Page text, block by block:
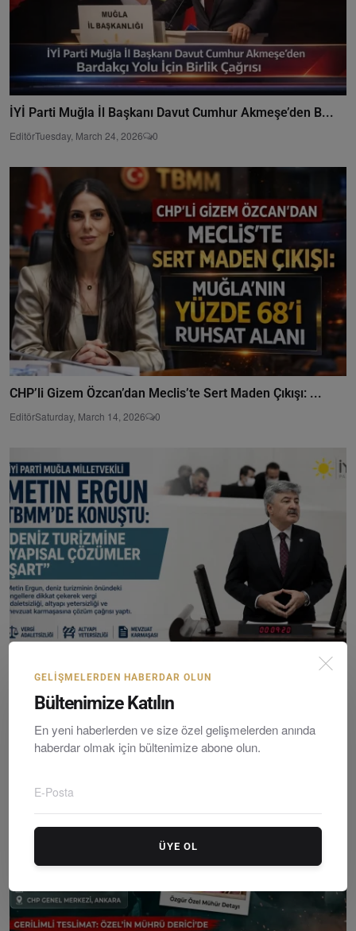
İYİ Parti Muğla İl Başkanı Davut Cumhur Akmeşe’den B...
EditörTuesday, March 24, 2026 0
CHP’li Gizem Özcan’dan Meclis’te Sert Maden Çıkışı: ...
EditörSaturday, March 14, 2026 0
İYİ Parti Muğla Milletvekili Metin Ergun’dan Deniz T...
Saturday, Mayıs 2, 2026 0
GELIŞMELERDEN HABERDAR OLUN
Bültenimize Katılın
En yeni haberlerden ve size özel gelişmelerden anında
haberdar olmak için bültenimize abone olun.
ÜYE OL